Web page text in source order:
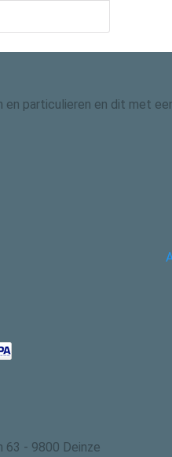
particulieren en dit met
63 - 9800 Deinze